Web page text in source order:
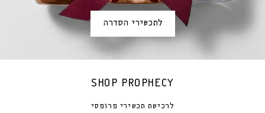
לתכשירי הסדרה
SHOP PROPHECY
לרכישת תכשירי פרופסי